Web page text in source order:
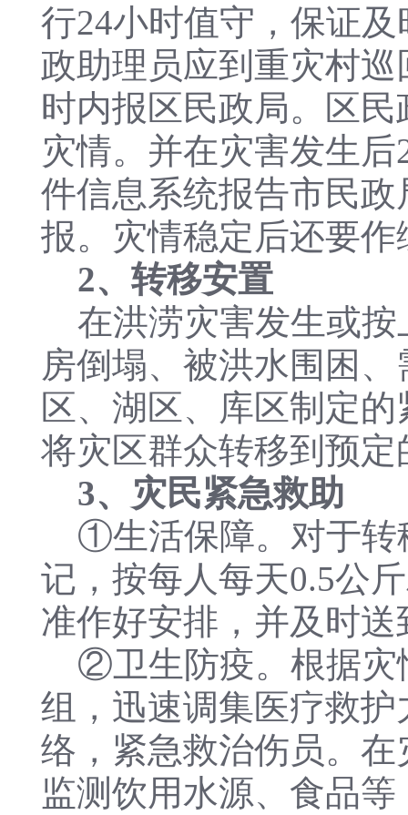
行24小时值守，保证
政助理员应到重灾村
时内报区民政局。区
灾情。并在灾害发生
件信息系统报告市民
报。灾情稳定后还要作
2、转移安置
在洪涝灾害发生或按
房倒塌、被洪水围困
区、湖区、库区制定
将灾区群众转移到预
3、灾民紧急救助
①生活保障。对于转
记，按每人每天0.5公
准作好安排，并及时
②卫生防疫。根据灾
组，迅速调集医疗救
络，紧急救治伤员。
监测饮用水源、食品